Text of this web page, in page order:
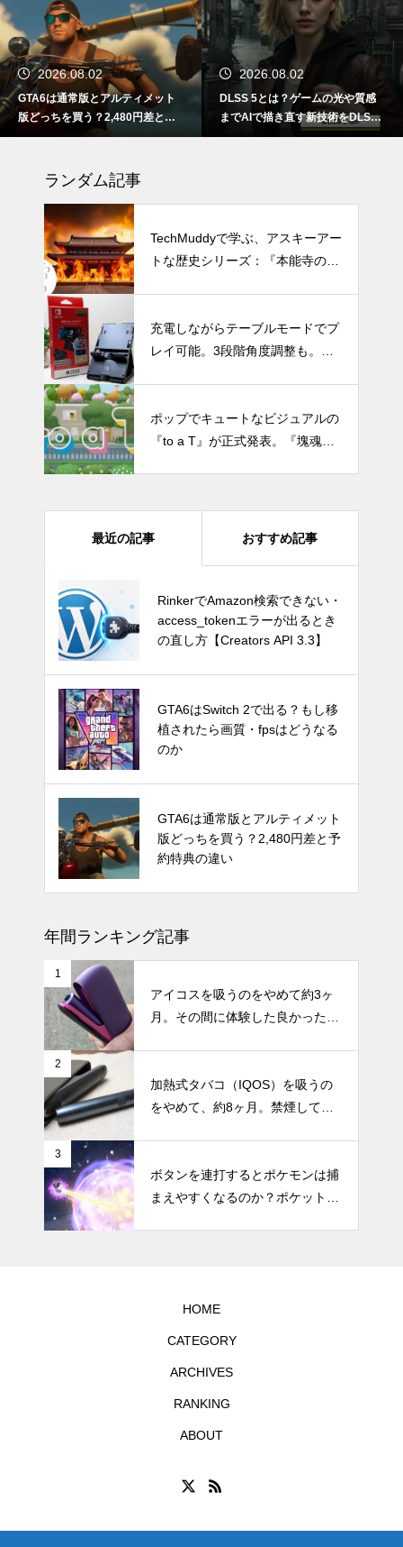
2026.08.02
GTA6は通常版とアルティメット
版どっちを買う？2,480円差と予
約特典の違い
2026.08.02
DLSS 5とは？ゲームの光や質感
までAIで描き直す新技術をDLSS
4.5と比較
ランダム記事
TechMuddyで学ぶ、アスキーアー
トな歴史シリーズ：『本能寺の
充電しながらテーブルモードでプ
レイ可能。3段階角度調整も。Nin
witchをレビュー
ポップでキュートなビジュアルの
『to a T』が正式発表。『塊魂』
最近の記事 おすすめ記事
RinkerでAmazon検索できない・
access_tokenエラーが出るとき
の直し方【Creators API 3.3】
GTA6はSwitch 2で出る？もし移
植されたら画質・fpsはどうなる
のか
GTA6は通常版とアルティメット
版どっちを買う？2,480円差と予
約特典の違い
GTA6はSwitch 2で出る？もし移
植されたら画質・fpsはどうなる
のか
Switch Pro？新型Nintendo Switc
hは2024年後半に発売か。アナリ
ストが予測
発売時期はいつ？PS5 Proの噂と
スペック・価格についての情報と
予測
年間ランキング記事
1
アイコスを吸うのをやめて約3ヶ
月。その間に体験した良かったこ
2
加熱式タバコ（IQOS）を吸うの
をやめて、約8ヶ月。禁煙してか
3
ボタンを連打するとポケモンは捕
まえやすくなるのか？ポケットモ
HOME
CATEGORY
ARCHIVES
RANKING
ABOUT